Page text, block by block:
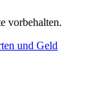
vorbehalten.